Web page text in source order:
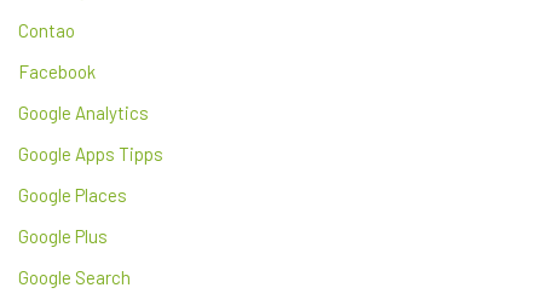
Contao
Facebook
Google Analytics
Google Apps Tipps
Google Places
Google Plus
Google Search